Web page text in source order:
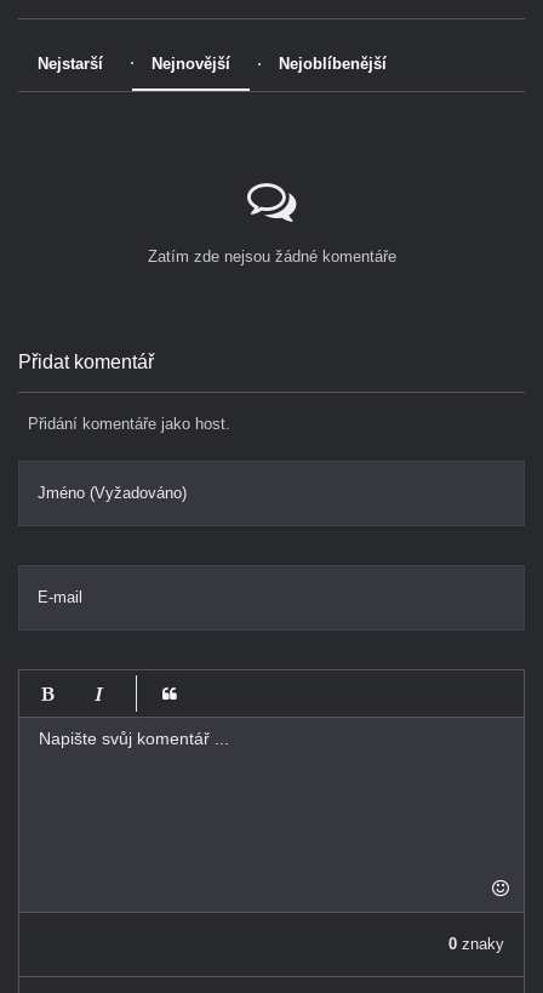
Nejstarší Nejnovější Nejoblíbenější
Zatím zde nejsou žádné komentáře
Přidat komentář
Přidání komentáře jako host.
Jméno (Vyžadováno)
E-mail
-
-
0 znaky